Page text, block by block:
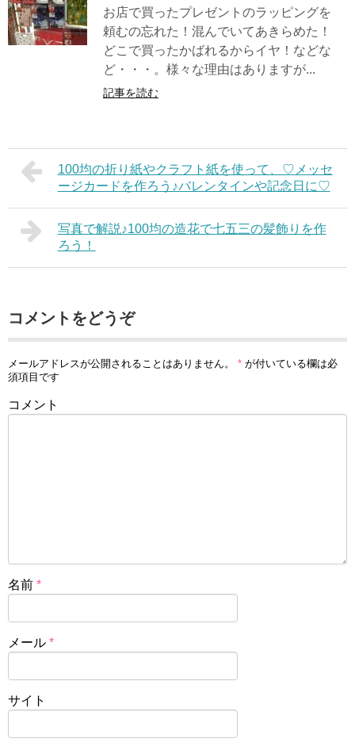
お店で買ったプレゼントのラッピングを
頼むの忘れた！混んでいてあきらめた！
どこで買ったかばれるからイヤ！などな
ど・・・。様々な理由はありますが...
記事を読む
100均の折り紙やクラフト紙を使って、♡メッセ
ージカードを作ろう♪バレンタインや記念日に♡
写真で解説♪100均の造花で七五三の髪飾りを作
ろう！
コメントをどうぞ
メールアドレスが公開されることはありません。 * が付いている欄は必
須項目です
コメント
名前 *
メール *
サイト